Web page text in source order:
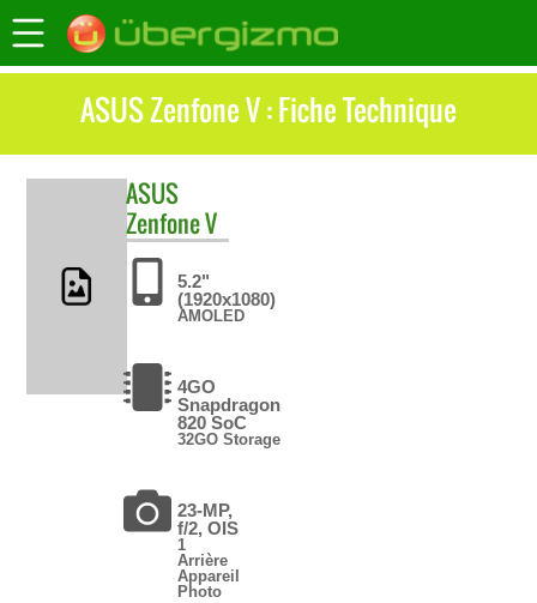
ASUS Zenfone V : Fiche Technique
ASUS
Zenfone V
5.2"
(1920x1080)
AMOLED
4GO
Snapdragon
820 SoC
32GO Storage
23-MP,
f/2, OIS
1
Arrière
Appareil
Photo